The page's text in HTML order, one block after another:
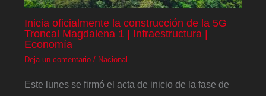
Inicia oficialmente la construcción de la 5G
Troncal Magdalena 1 | Infraestructura |
Economía
Deja un comentario / Nacional
Este lunes se firmó el acta de inicio de la fase de